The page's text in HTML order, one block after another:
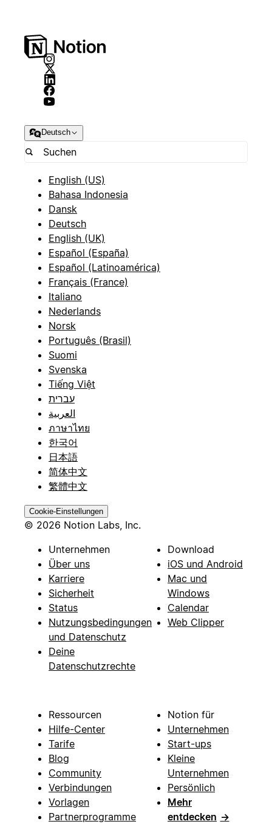
Deutsch
English (US)
Bahasa Indonesia
Dansk
Deutsch
English (UK)
Español (España)
Español (Latinoamérica)
Français (France)
Italiano
Nederlands
Norsk
Português (Brasil)
Suomi
Svenska
Tiếng Việt
עברית
العربية
ภาษาไทย
한국어
日本語
简体中文
繁體中文
Cookie-Einstellungen
© 2026 Notion Labs, Inc.
Unternehmen
Über uns
Karriere
Sicherheit
Status
Nutzungsbedingungen
und Datenschutz
Deine
Datenschutzrechte
Download
iOS und Android
Mac und
Windows
Calendar
Web Clipper
Ressourcen
Hilfe-Center
Tarife
Blog
Community
Verbindungen
Vorlagen
Partnerprogramme
Notion für
Unternehmen
Start-ups
Kleine
Unternehmen
Persönlich
Mehr
entdecken →